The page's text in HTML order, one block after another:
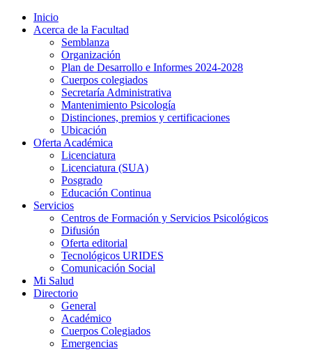
Inicio
Acerca de la Facultad
Semblanza
Organización
Plan de Desarrollo e Informes 2024-2028
Cuerpos colegiados
Secretaría Administrativa
Mantenimiento Psicología
Distinciones, premios y certificaciones
Ubicación
Oferta Académica
Licenciatura
Licenciatura (SUA)
Posgrado
Educación Continua
Servicios
Centros de Formación y Servicios Psicológicos
Difusión
Oferta editorial
Tecnológicos URIDES
Comunicación Social
Mi Salud
Directorio
General
Académico
Cuerpos Colegiados
Emergencias